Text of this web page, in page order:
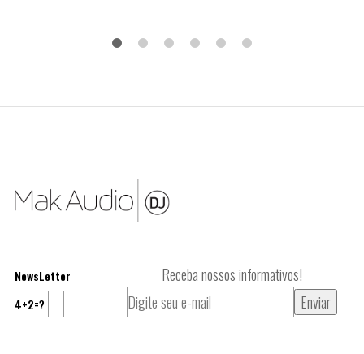
NewsLetter Receba nossos informativos!
4+2=?